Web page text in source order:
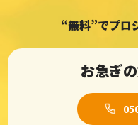
“無料”でプロ
お急ぎ